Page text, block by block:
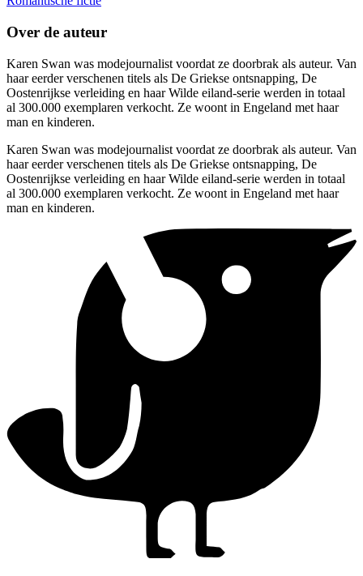
Over de auteur
Karen Swan was modejournalist voordat ze doorbrak als auteur. Van
haar eerder verschenen titels als De Griekse ontsnapping, De
Oostenrijkse verleiding en haar Wilde eiland-serie werden in totaal
al 300.000 exemplaren verkocht. Ze woont in Engeland met haar
man en kinderen.
Karen Swan was modejournalist voordat ze doorbrak als auteur. Van
haar eerder verschenen titels als De Griekse ontsnapping, De
Oostenrijkse verleiding en haar Wilde eiland-serie werden in totaal
al 300.000 exemplaren verkocht. Ze woont in Engeland met haar
man en kinderen.